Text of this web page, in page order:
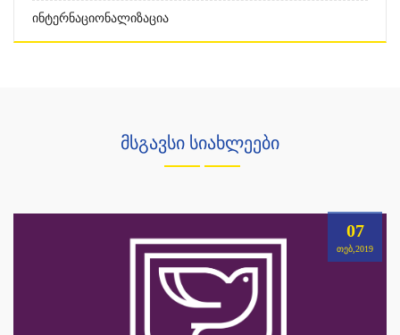
Ინტერნაციონალიზაცია
მსგავსი სიახლეები
07
ᲗᲔᲑ,2019